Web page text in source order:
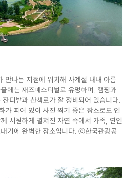
만나는 지점에 위치해 사계절 내내 아름
에는 재즈페스티벌로 유명하며, 캠핑과
디밭과 산책로가 잘 정비되어 있습니다.
가 피어 있어 사진 찍기 좋은 장소로도 인
시원하게 펼쳐진 자연 속에서 가족, 연인
기에 완벽한 장소입니다. ⓒ한국관광공